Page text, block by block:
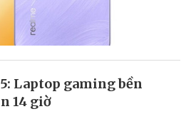
Laptop gaming bền
14 giờ